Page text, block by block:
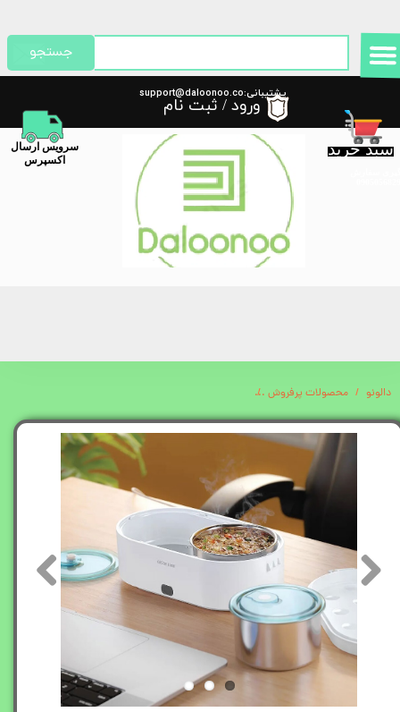
پشتیبانی:support@daloonoo.co
m
سبد خرید
​سرویس ارسال
اکسپرس
جستجو
ورود / ثبت نام
حساب کاربری من
تغییر گذر واژه
سفارشات
خروج از حساب کاربری
دالونو محصولات پرفروش